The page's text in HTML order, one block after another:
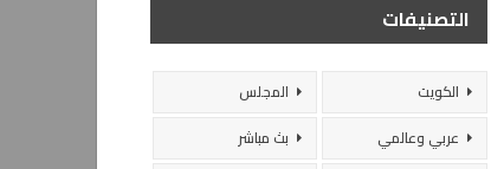
التصنيفات
الكويت
المجلس
عربي وعالمي
بث مباشر